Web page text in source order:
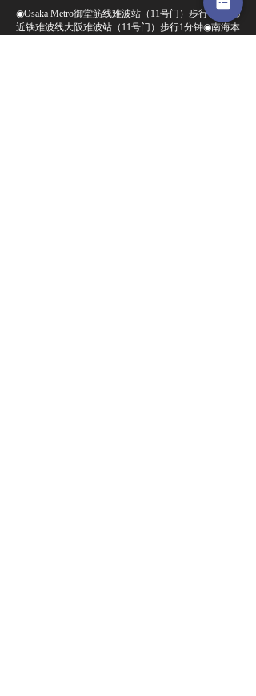
◉Osaka Metro御堂筋线难波站（11号门）步行1分钟◉
近铁难波线大阪难波站（11号门）步行1分钟◉南海本